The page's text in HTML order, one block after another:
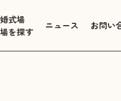
式場
を探す
ニュース お問い